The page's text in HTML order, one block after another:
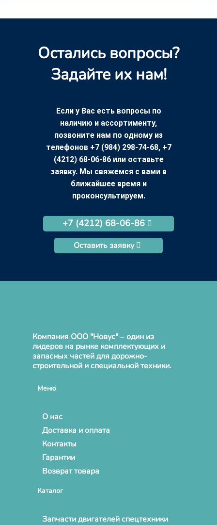
Остались вопросы?
Задайте их нам!
Если у Вас есть вопросы по
наличию и ассортименту,
позвоните нам по одному из
телефонов +7 (984) 298-74-68, +7
(4212) 68-06-86 или оставьте
заявку. Мы свяжемся с вами в
ближайшее время и
проконсультируем.
+7 (4212) 68-06-86
Оставить заявку
Компания ООО "Новус" – один из
лидеров на рынке комплектующих и
запасных частей для дорожно-
строительной и специальной техники.
Меню
О нас
Доставка и оплата
Контакты
Гарантии
Возврат товара
Каталог
Запчасти двигателей спецтехники